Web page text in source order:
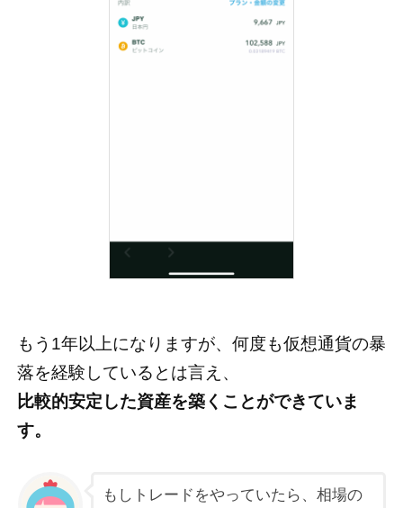
もう1年以上になりますが、何度も仮想通貨の暴
落を経験しているとは言え、
比較的安定した資産を築くことができていま
す。
もしトレードをやっていたら、相場の